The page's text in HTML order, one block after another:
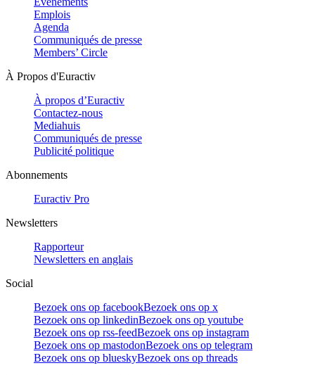
Emplois
Agenda
Communiqués de presse
Members’ Circle
À Propos d'Euractiv
À propos d’Euractiv
Contactez-nous
Mediahuis
Communiqués de presse
Publicité politique
Abonnements
Euractiv Pro
Newsletters
Rapporteur
Newsletters en anglais
Social
Bezoek ons op facebookBezoek ons op x
Bezoek ons op linkedinBezoek ons op youtube
Bezoek ons op rss-feedBezoek ons op instagram
Bezoek ons op mastodonBezoek ons op telegram
Bezoek ons op blueskyBezoek ons op threads